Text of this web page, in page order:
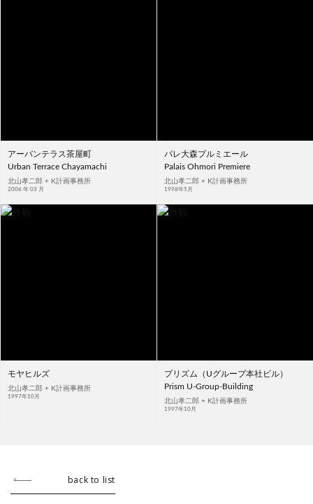
アーバンテラス茶屋町
Urban Terrace Chayamachi
北山孝二郎 + K計画事務所
2006 年 03 月
パレ大森プルミエール
Palais Ohmori Premiere
北山孝二郎 + K計画事務所
1998年5月
モヤヒルズ
北山孝二郎 + K計画事務所
1997年10月
プリズム（Uグループ本社ビル）
Prism U-Group-Building
北山孝二郎 + K計画事務所
1997年10月
back to list